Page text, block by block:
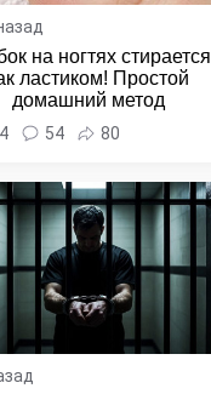
на ногтях стирается
ластиком! Простой
домашний метод
54 80